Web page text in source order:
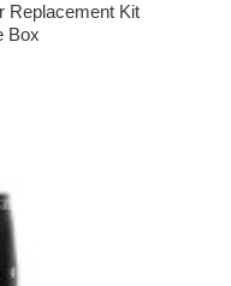
Replacement Kit
Box